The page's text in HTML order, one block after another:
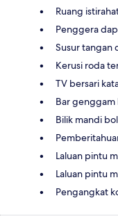
Ruang
Penggera
Susur tangan
Kerusi roda
TV bersari
Bar
Bilik mandi
Laluan pintu
Laluan pintu
Pengangkat